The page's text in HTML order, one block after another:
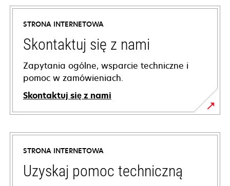
STRONA INTERNETOWA
Skontaktuj się z nami
Zapytania ogólne, wsparcie techniczne i
pomoc w zamówieniach.
Skontaktuj się z nami
STRONA INTERNETOWA
Uzyskaj pomoc techniczną